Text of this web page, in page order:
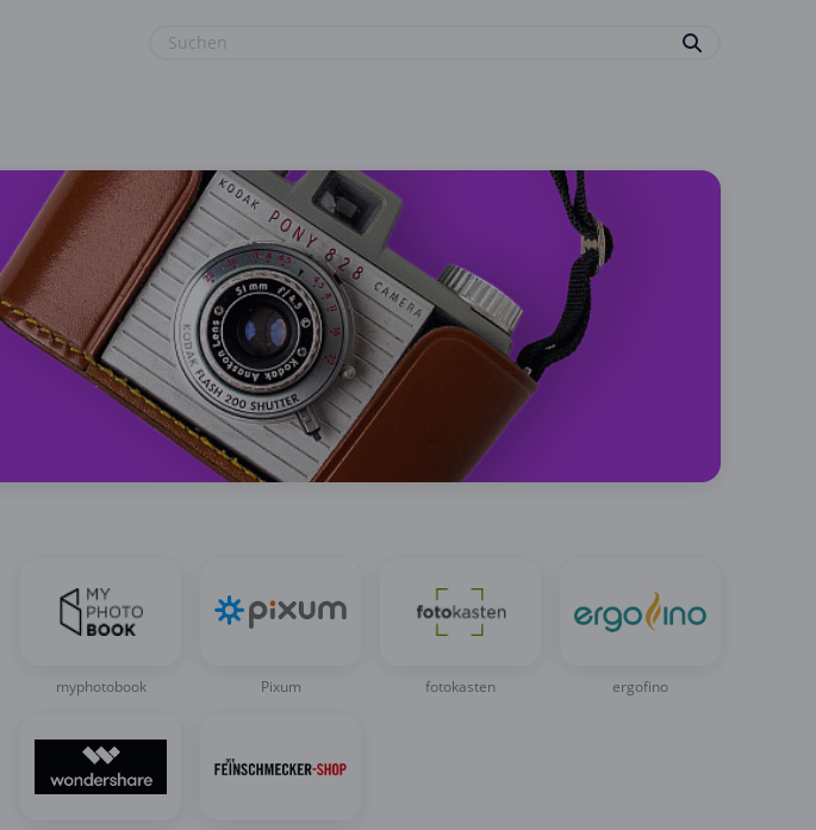
myphotobook Pixum fotokasten ergofino